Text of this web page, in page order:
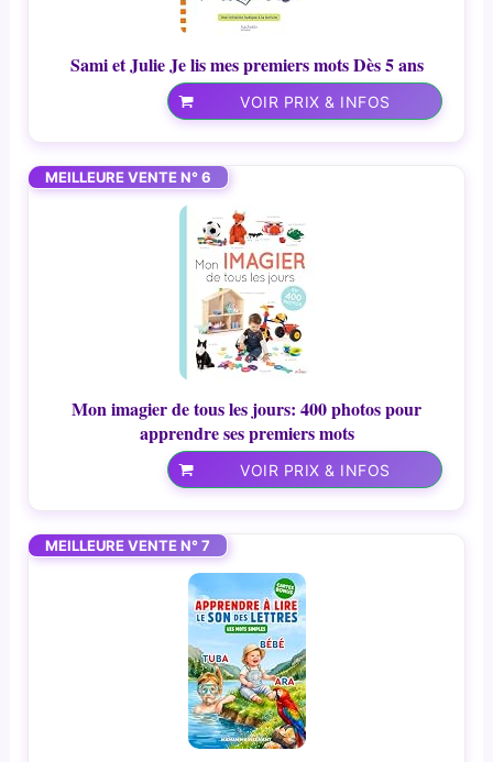
Sami et Julie Je lis mes premiers mots Dès 5 ans
VOIR PRIX & INFOS
MEILLEURE VENTE N° 6
Mon imagier de tous les jours: 400 photos pour
apprendre ses premiers mots
VOIR PRIX & INFOS
MEILLEURE VENTE N° 7